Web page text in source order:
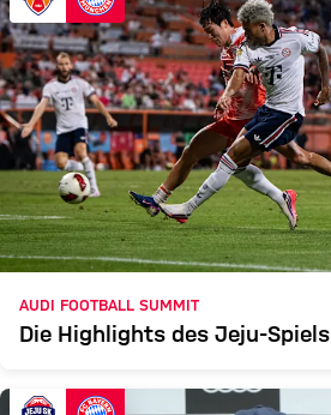
AUDI FOOTBALL SUMMIT
Die Highlights des Jeju-Spiels